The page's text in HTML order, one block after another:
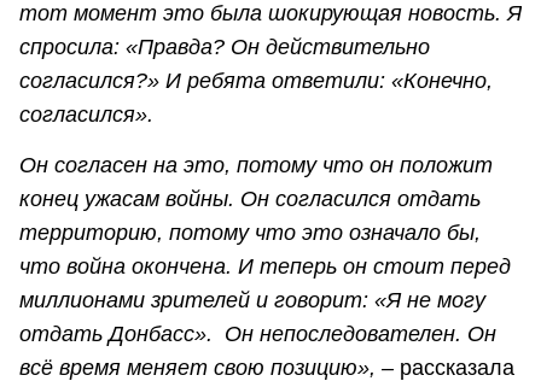
тот момент это была шокирующая новость. Я
спросила: «Правда? Он действительно
согласился?» И ребята ответили: «Конечно,
согласился».
Он согласен на это, потому что он положит
конец ужасам войны. Он согласился отдать
территорию, потому что это означало бы,
что война окончена. И теперь он стоит перед
миллионами зрителей и говорит: «Я не могу
отдать Донбасс». Он непоследователен. Он
всё время меняет свою позицию», – рассказала